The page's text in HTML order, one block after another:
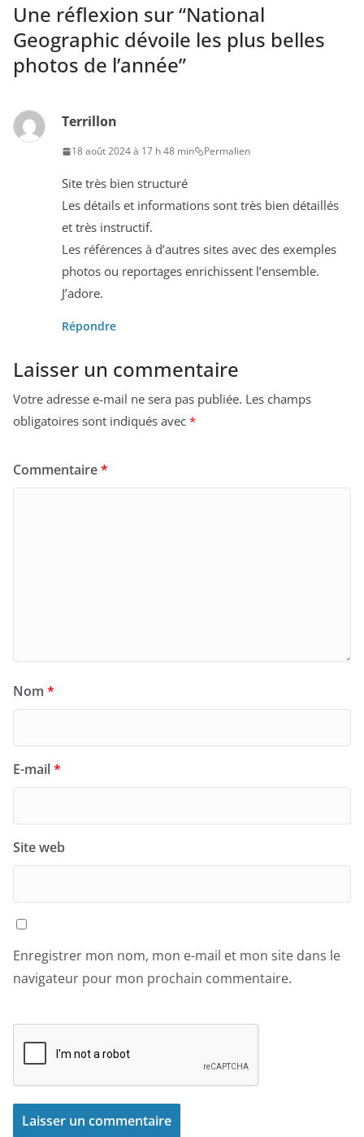
Une réflexion sur “National
Geographic dévoile les plus belles
photos de l’année”
Terrillon
18 août 2024 à 17 h 48 min Permalien
Site très bien structuré
Les détails et informations sont très bien détaillés
et très instructif.
Les références à d’autres sites avec des exemples
photos ou reportages enrichissent l’ensemble.
J’adore.
Répondre
Laisser un commentaire
Votre adresse e-mail ne sera pas publiée. Les champs
obligatoires sont indiqués avec *
Commentaire*
Nom *
E-mail*
Site web
Enregistrer mon nom, mon e-mail et mon site dans le
navigateur pour mon prochain commentaire.